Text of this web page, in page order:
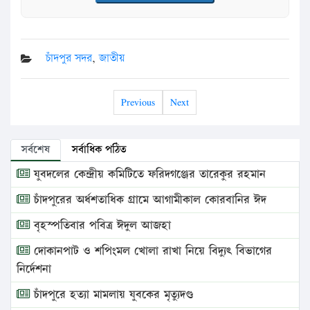
চাঁদপুর সদর,জাতীয়
Previous Next
সর্বশেষ সর্বাধিক পঠিত
যুবদলের কেন্দ্রীয় কমিটিতে ফরিদগঞ্জের তারেকুর রহমান
চাঁদপুরের অর্ধশতাধিক গ্রামে আগামীকাল কোরবানির ঈদ
বৃহস্পতিবার পবিত্র ঈদুল আজহা
দোকানপাট ও শপিংমল খোলা রাখা নিয়ে বিদ্যুৎ বিভাগের
নির্দেশনা
চাঁদপুরে হত্যা মামলায় যুবকের মৃত্যুদণ্ড